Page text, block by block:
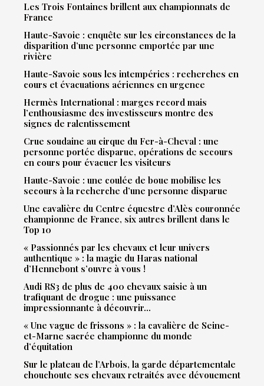
Les Trois Fontaines brillent aux championnats de
France
Haute-Savoie : enquête sur les circonstances de la
disparition d’une personne emportée par une
rivière
Haute-Savoie sous les intempéries : recherches en
cours et évacuations aériennes en urgence
Hermès International : marges record mais
l’enthousiasme des investisseurs montre des
signes de ralentissement
Crue soudaine au cirque du Fer-à-Cheval : une
personne portée disparue, opérations de secours
en cours pour évacuer les visiteurs
Haute-Savoie : une coulée de boue mobilise les
secours à la recherche d’une personne disparue
Une cavalière du Centre équestre d’Alès couronnée
championne de France, six autres brillent dans le
Top 10
« Passionnés par les chevaux et leur univers
authentique » : la magie du Haras national
d’Hennebont s’ouvre à vous !
Audi RS3 de plus de 400 chevaux saisie à un
trafiquant de drogue : une puissance
impressionnante à découvrir…
« Une vague de frissons » : la cavalière de Seine-
et-Marne sacrée championne du monde
d’équitation
Sur le plateau de l’Arbois, la garde départementale
chouchoute ses chevaux retraités avec dévouement